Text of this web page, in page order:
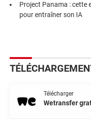
Project Panama : cette
pour entraîner son IA
Télécharger
Wetransfer